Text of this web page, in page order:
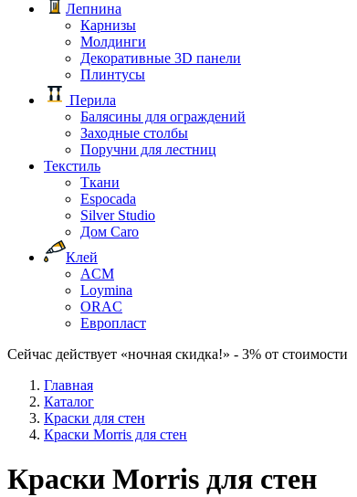
Лепнина
Карнизы
Молдинги
Декоративные 3D панели
Плинтусы
Перила
Балясины для ограждений
Заходные столбы
Поручни для лестниц
Текстиль
Ткани
Espocada
Silver Studio
Дом Caro
Клей
ACM
Loymina
ORAC
Европласт
Сейчас действует «ночная скидка!» - 3% от стоимости
Главная
Каталог
Краски для стен
Краски Morris для стен
Краски Morris для стен